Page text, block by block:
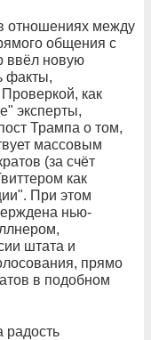
отношениях между
общения с
ввёл новую
факты,
как
эксперты,
Трампа о том,
массовым
(за счёт
как
При этом
нью-
штата и
прямо
в подобном
радость